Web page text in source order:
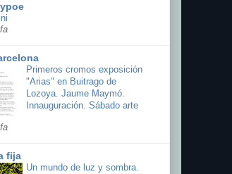
Primeros cromos exposición
"Arias" en Buitrago de
Lozoya. Jaume Maymó.
Innauguración. Sábado arte
fija
Un mundo de luz y sombra.